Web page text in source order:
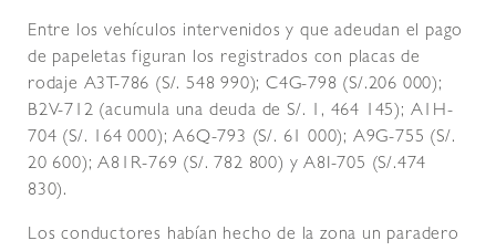
Entre los vehículos intervenidos y que adeudan el pago
de papeletas figuran los registrados con placas de
rodaje A3T-786 (S/. 548 990); C4G-798 (S/.206 000);
B2V-712 (acumula una deuda de S/. 1, 464 145); A1H-
704 (S/. 164 000); A6Q-793 (S/. 61 000); A9G-755 (S/.
20 600); A81R-769 (S/. 782 800) y A8I-705 (S/.474
830).
Los conductores habían hecho de la zona un paradero